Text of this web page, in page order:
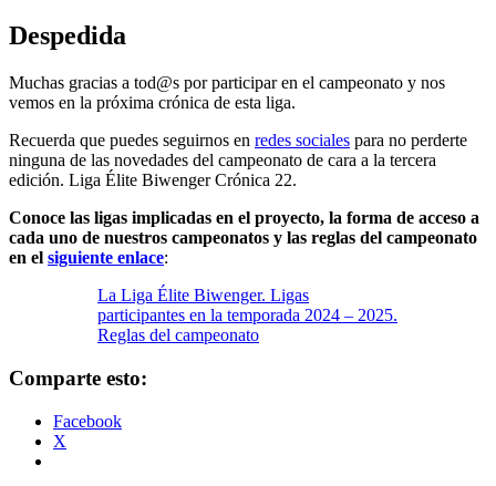
Despedida
Muchas gracias a tod@s por participar en el campeonato y nos
vemos en la próxima crónica de esta liga.
Recuerda que puedes seguirnos en redes sociales para no perderte
ninguna de las novedades del campeonato de cara a la tercera
edición. Liga Élite Biwenger Crónica 22.
Conoce las ligas implicadas en el proyecto, la forma de acceso a
cada uno de nuestros campeonatos y las reglas del campeonato
en el siguiente enlace:
La Liga Élite Biwenger. Ligas
participantes en la temporada 2024 – 2025.
Reglas del campeonato
Comparte esto:
Facebook
X